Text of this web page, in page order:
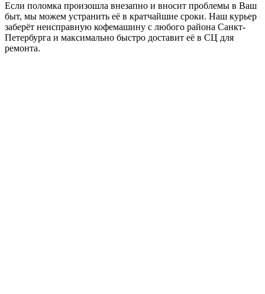
Если поломка произошла внезапно и вносит проблемы в Ваш
быт, мы можем устранить её в кратчайшие сроки. Наш курьер
заберёт неисправную кофемашину с любого района Санкт-
Петербурга и максимально быстро доставит её в СЦ для
ремонта.